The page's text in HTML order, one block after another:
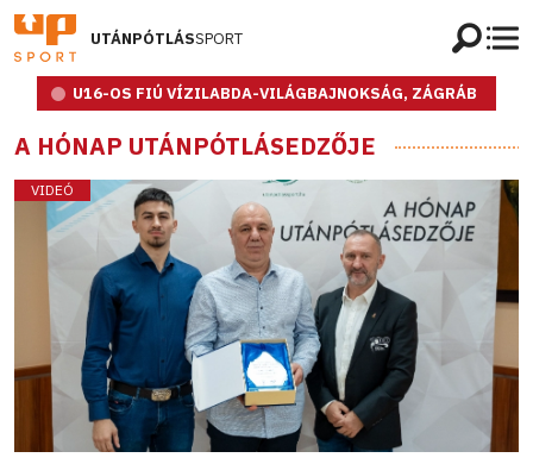
UTÁNPÓTLÁSSPORT
U16-OS FIÚ VÍZILABDA-VILÁGBAJNOKSÁG, ZÁGRÁB
A HÓNAP UTÁNPÓTLÁSEDZŐJE
VIDEÓ